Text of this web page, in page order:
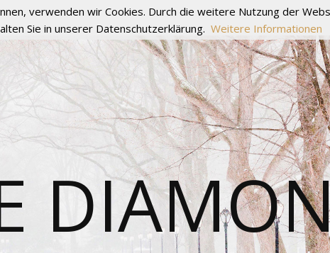
verwenden wir Cookies. Durch die weitere Nutzung der
Sie in unserer Datenschutzerklärung. Weitere Informationen